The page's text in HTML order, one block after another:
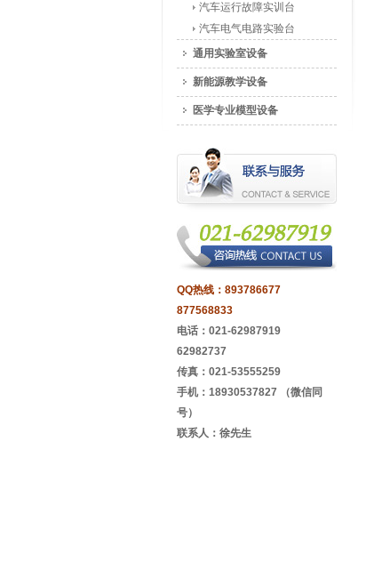
汽车运行故障实训台
汽车电气电路实验台
通用实验室设备
新能源教学设备
医学专业模型设备
QQ热线： 893786677
877568833
电话：021-62987919
62982737
传真：021-53555259
手机：18930537827 （微信同
号）
联系人：徐先生